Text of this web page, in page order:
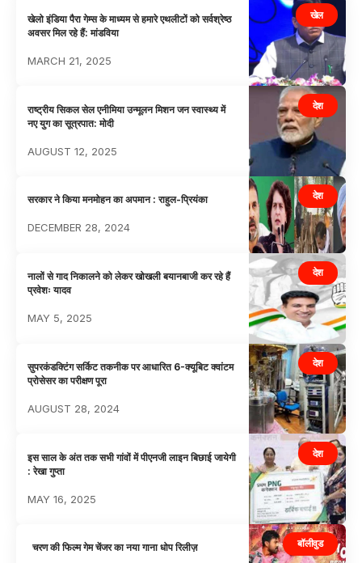
खेल
खेलो इंडिया पैरा गेम्स के माध्यम से हमारे एथलीटों को सर्वश्रेष्ठ
अवसर मिल रहे हैं: मांडविया
MARCH 21, 2025
देश
राष्ट्रीय सिकल सेल एनीमिया उन्मूलन मिशन जन स्वास्थ्य में
नए युग का सूत्रपात: मोदी
AUGUST 12, 2025
देश
सरकार ने किया मनमोहन का अपमान : राहुल-प्रियंका
DECEMBER 28, 2024
देश
नालों से गाद निकालने को लेकर खोखली बयानबाजी कर रहे हैं
प्रवेशः यादव
MAY 5, 2025
देश
सुपरकंडक्टिंग सर्किट तकनीक पर आधारित 6-क्यूबिट क्वांटम
प्रोसेसर का परीक्षण पूरा
AUGUST 28, 2024
देश
इस साल के अंत तक सभी गांवों में पीएनजी लाइन बिछाई जायेगी
: रेखा गुप्ता
MAY 16, 2025
बॉलीवुड
चरण की फिल्म गेम चेंजर का नया गाना धोप रिलीज़